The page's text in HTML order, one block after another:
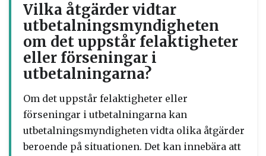
Vilka åtgärder vidtar
utbetalningsmyndigheten
om det uppstår felaktigheter
eller förseningar i
utbetalningarna?
Om det uppstår felaktigheter eller
förseningar i utbetalningarna kan
utbetalningsmyndigheten vidta olika åtgärder
beroende på situationen. Det kan innebära att